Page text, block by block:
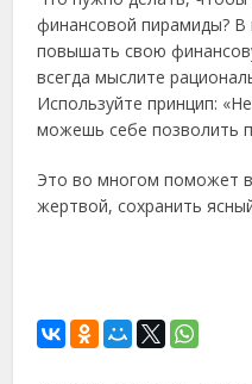
финансовой пирамиды?
повышать свою
всегда мыслите
Используйте принцип:
можешь себе позволить
Это во многом поможет
жертвой, сохранить